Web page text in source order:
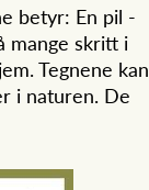
betyr: En pil -
mange skritt i
Tegnene kan
i naturen. De